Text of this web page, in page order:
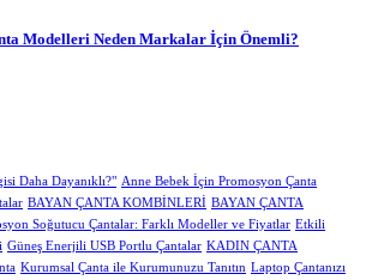
Modelleri Neden Markalar İçin Önemli?
Daha Dayanıklı?" Anne Bebek İçin Promosyon Çanta
BAYAN ÇANTA KOMBİNLERİ BAYAN ÇANTA
Soğutucu Çantalar: Farklı Modeller ve Fiyatlar Etkili
Güneş Enerjili USB Portlu Çantalar KADIN ÇANTA
Kurumsal Çanta ile Kurumunuzu Tanıtın Laptop Çantanızı